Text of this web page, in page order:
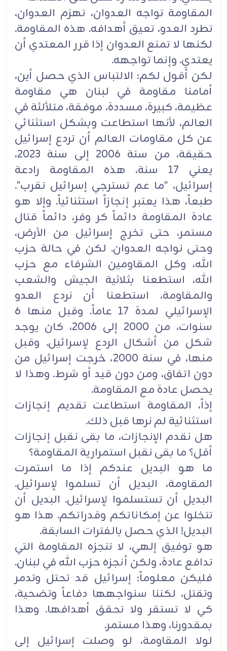
المقاومة تواجه العدوان، تهزم العدوان،
تطرد العدو، تعيق أهدافه. هذه المقاومة.
لكنها لا تمنع العدوان إذا قرر المعتدي ‏أن
يعتدي. وإنما تواجهه‎.‎
لكن أقول لكم: الالتباس الذي حصل أين،
أمامنا مقاومة في لبنان هي مقاومة
عظيمة، كبيرة، مسددة، موفقة، متلألئة ‏في
العالم، لأنها استطاعت وبشكل استثنائي
عن كل مقاومات العالم أن تردع إسرائيل
حقيقة، من سنة 2006 إلى سنة ‏‏2023،
يعني 17 سنة، هذه المقاومة رادعة
إسرائيل، "ما عم تسترجي إسرائيل تقرب".
طبعاً، هذا يعتبر إنجازاً ‏استثنائياً. وإلا هو
عادة المقاومة دائماً كر وفر، دائماً قتال
مستمر، حتى تخرج إسرائيل من الأرض،
وحتى نواجه ‏العدوان‎.‎‏ لكن في حالة حزب
الله، وكل المقاومين الشرفاء مع حزب
الله، استطعنا بثلاثية الجيش والشعب
والمقاومة، ‏استطعنا أن نردع العدو
الإسرائيلي لمدة 17 عاماً. وقبل منها 6
سنوات، من 2000 إلى 2006، كان يوجد
شكل من ‏أشكال الردع لإسرائيل. وقبل
منها، في سنة 2000، خرجت إسرائيل من
دون اتفاق، ومن دون قيد أو شرط. وهذا لا
‏يحصل عادة مع المقاومة‎.‎
إذاً، المقاومة استطاعت تقديم إنجازات
استثنائية لم نرها قبل ذلك‎.‎
هل نقدم الإنجازات، ما بقى نقبل إنجازات
أقل؟ ما بقى نقبل استمرارية المقاومة؟
ما هو البديل عندكم إذا ما استمرت
المقاومة، البديل أن تسلموا لإسرائيل.
البديل أن تستسلموا لإسرائيل. البديل أن
‏تتخلوا عن إمكاناتكم وقدراتكم. هذا هو
البديل! الذي حصل بالفترات السابقة‎.‎
هو توفيق إلهي، لا تنجزه المقاومة التي
تدافع عادة، ولكن أنجزه حزب الله في لبنان‎.‎
فليكن معلوماً: إسرائيل قد تحتل وتدمر
وتقتل، لكننا سنواجهها دفاعاً وتضحية،
كي لا تستقر ولا تحقق أهدافها. وهذا
‏بمقدورنا، وهذا مستمر‎.‎
لولا المقاومة، لو وصلت إسرائيل إلى